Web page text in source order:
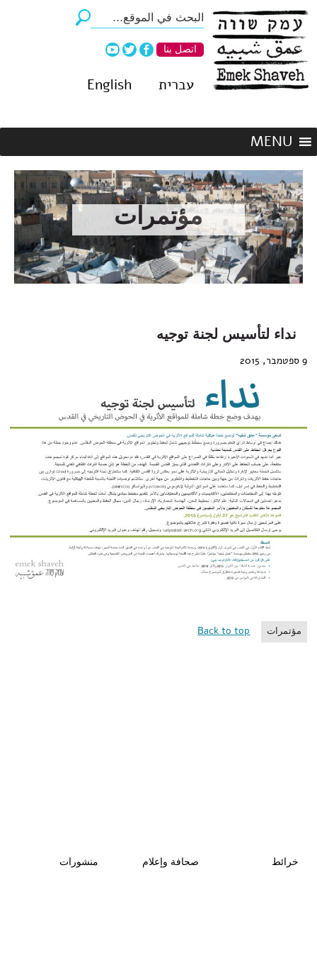
اتصل بنا
עברית English
مؤتمرات
نداء لتأسيس لجنة توجيه
9 ספטמבר, 2015
مؤتمرات Back to top
خرائط صحافة وإعلام منشورات